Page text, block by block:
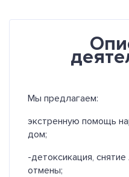
Мы предлагаем:
экстренную помощь
дом;
-детоксикация,
отмены;